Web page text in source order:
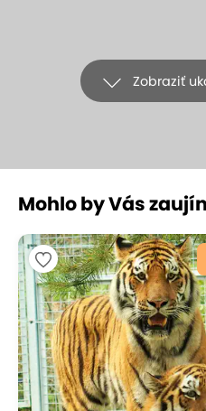
Zobraziť
SKIPAS na
v Jasenskej doline
lanovkou a 3
Lyžiarske stredisko
(mapa)
Mohlo by Vás